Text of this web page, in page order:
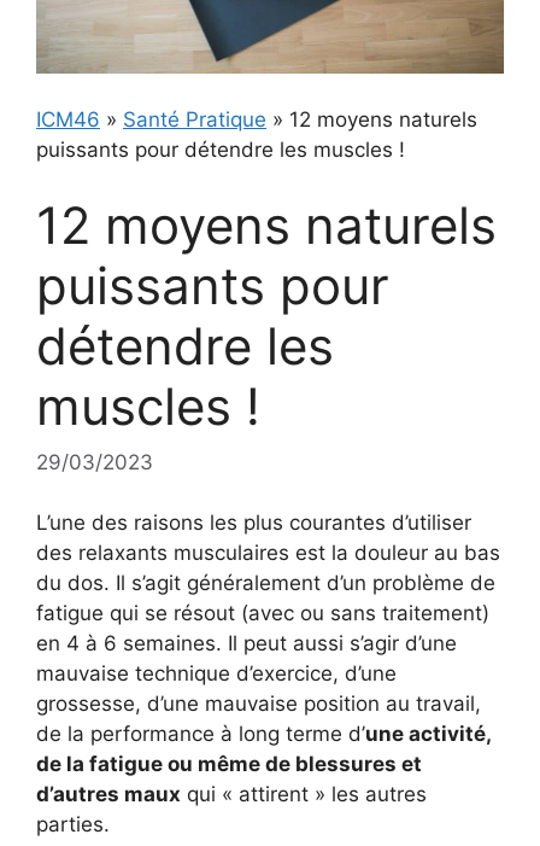
ICM46 » Santé Pratique » 12 moyens naturels
puissants pour détendre les muscles !
12 moyens naturels
puissants pour
détendre les
muscles !
29/03/2023
L’une des raisons les plus courantes d’utiliser
des relaxants musculaires est la douleur au bas
du dos. Il s’agit généralement d’un problème de
fatigue qui se résout (avec ou sans traitement)
en 4 à 6 semaines. Il peut aussi s’agir d’une
mauvaise technique d’exercice, d’une
grossesse, d’une mauvaise position au travail,
de la performance à long terme d’une activité,
de la fatigue ou même de blessures et
d’autres maux qui « attirent » les autres
parties.